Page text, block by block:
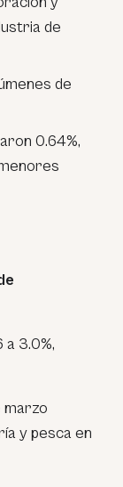
de
de
0.64%,
3.0%,
marzo
y pesca en